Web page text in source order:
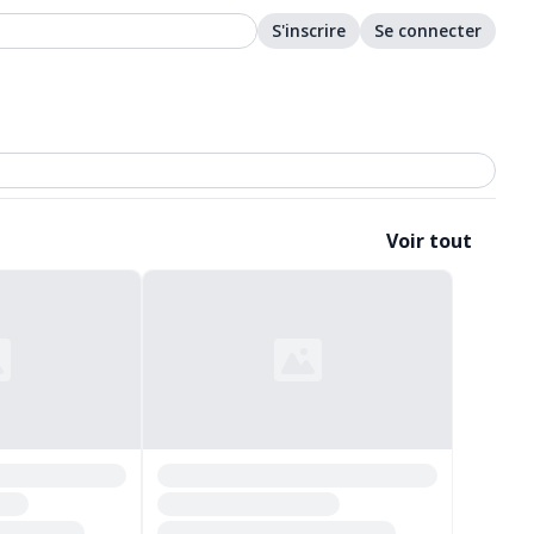
S'inscrire Se connecter
Voir tout